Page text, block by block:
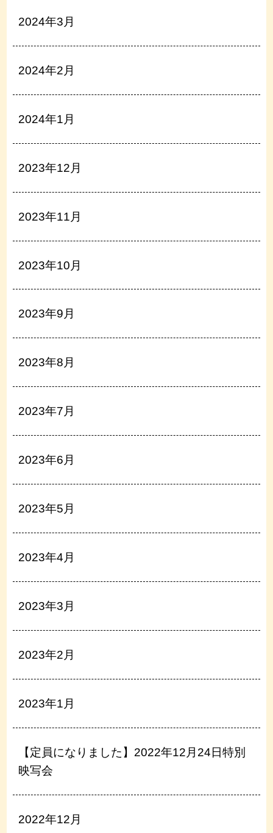
2024年3月
2024年2月
2024年1月
2023年12月
2023年11月
2023年10月
2023年9月
2023年8月
2023年7月
2023年6月
2023年5月
2023年4月
2023年3月
2023年2月
2023年1月
【定員になりました】2022年12月24日特別
映写会
2022年12月